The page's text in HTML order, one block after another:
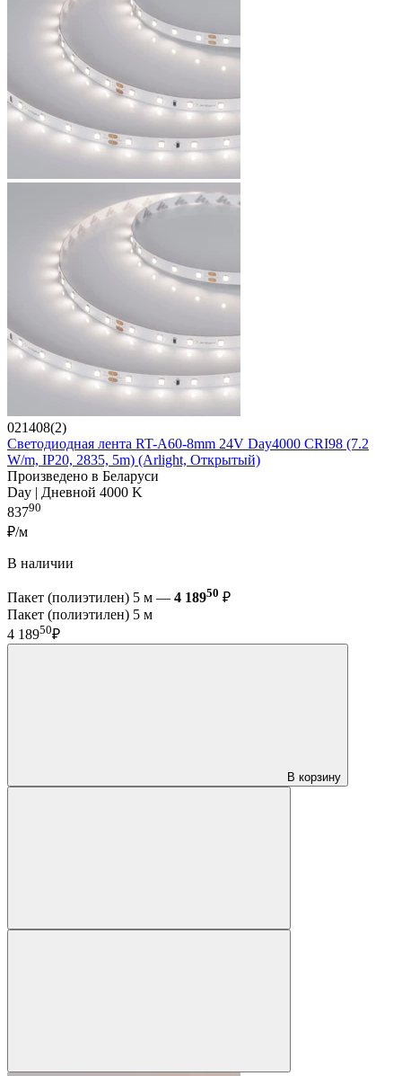
021408(2)
Светодиодная лента RT-A60-8mm 24V Day4000 CRI98 (7.2
W/m, IP20, 2835, 5m) (Arlight, Открытый)
Произведено в Беларуси
Day | Дневной 4000 K
83790
₽/м
В наличии
Пакет (полиэтилен) 5 м — 4 18950 ₽
Пакет (полиэтилен) 5 м
4 18950₽
В корзину